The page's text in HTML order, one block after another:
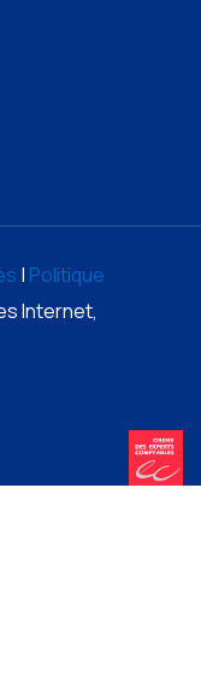
| Politique
Internet,